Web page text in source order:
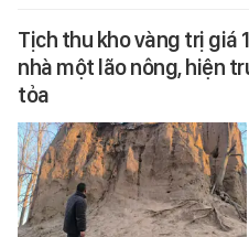
Tịch thu kho vàng trị giá
nhà một lão nông, hiện
tỏa